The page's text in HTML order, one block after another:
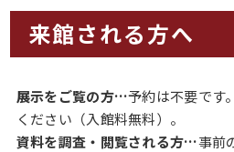
来館される方へ
展示をご覧の方…予約は不要です
ください（入館料無料）。
資料を調査・閲覧される方…事前